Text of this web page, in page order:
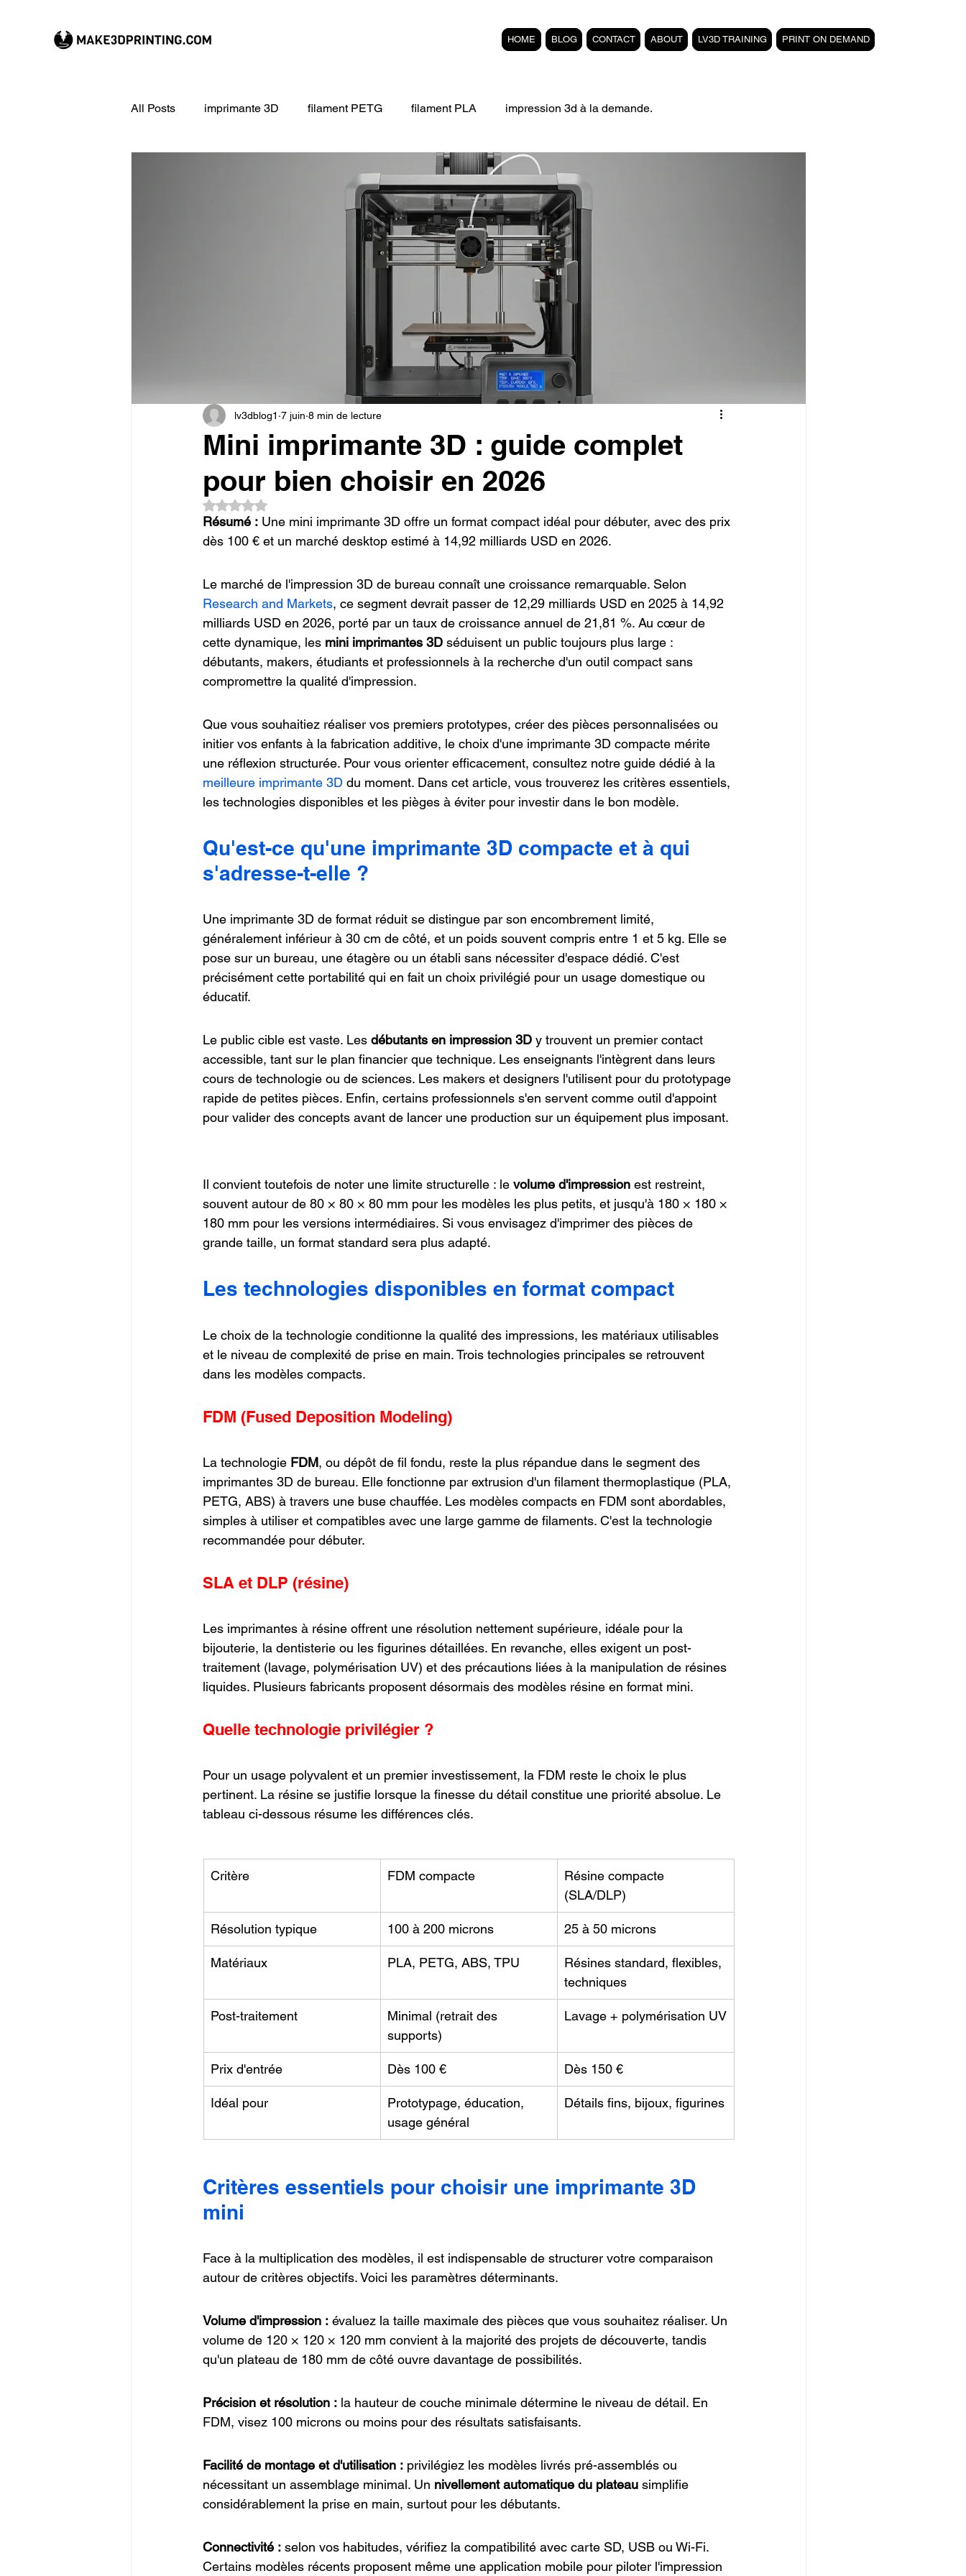
HOME BLOG CONTACT ABOUT LV3D TRAINING PRINT ON DEMAND
All Posts imprimante 3D filament PETG filament PLA impression 3d à la demande.
Filament 3D FLEXIBLE impression 3D professionelle
Formation à l'impression 3D. Formation éligible au CPF Impressio
Formation 3D en ligne. Refaire piece en 3D
concession LV3D Franchise LV3D Formation 3D QUALIOPI
CREALITY SPARKX i7 Color Combo Bambu Lab X2D SNAPMAKER U1
Mini imprimante 3D : guide complet
pour bien choisir en 2026
lv3dblog1 7 juin 8 min de lecture
Noté NaN étoiles sur 5.
Résumé : Une mini imprimante 3D offre un format compact idéal pour débuter, avec des prix
dès 100 € et un marché desktop estimé à 14,92 milliards USD en 2026.
Le marché de l'impression 3D de bureau connaît une croissance remarquable. Selon
Research and Markets, ce segment devrait passer de 12,29 milliards USD en 2025 à 14,92
milliards USD en 2026, porté par un taux de croissance annuel de 21,81 %. Au cœur de
cette dynamique, les mini imprimantes 3D séduisent un public toujours plus large :
débutants, makers, étudiants et professionnels à la recherche d'un outil compact sans
compromettre la qualité d'impression.
Que vous souhaitiez réaliser vos premiers prototypes, créer des pièces personnalisées ou
initier vos enfants à la fabrication additive, le choix d'une imprimante 3D compacte mérite
une réflexion structurée. Pour vous orienter efficacement, consultez notre guide dédié à la
meilleure imprimante 3D du moment. Dans cet article, vous trouverez les critères essentiels,
les technologies disponibles et les pièges à éviter pour investir dans le bon modèle.
Qu'est-ce qu'une imprimante 3D compacte et à qui
s'adresse-t-elle ?
Une imprimante 3D de format réduit se distingue par son encombrement limité,
généralement inférieur à 30 cm de côté, et un poids souvent compris entre 1 et 5 kg. Elle se
pose sur un bureau, une étagère ou un établi sans nécessiter d'espace dédié. C'est
précisément cette portabilité qui en fait un choix privilégié pour un usage domestique ou
éducatif.
Le public cible est vaste. Les débutants en impression 3D y trouvent un premier contact
accessible, tant sur le plan financier que technique. Les enseignants l'intègrent dans leurs
cours de technologie ou de sciences. Les makers et designers l'utilisent pour du prototypage
rapide de petites pièces. Enfin, certains professionnels s'en servent comme outil d'appoint
pour valider des concepts avant de lancer une production sur un équipement plus imposant.
Il convient toutefois de noter une limite structurelle : le volume d'impression est restreint,
souvent autour de 80 × 80 × 80 mm pour les modèles les plus petits, et jusqu'à 180 × 180 ×
180 mm pour les versions intermédiaires. Si vous envisagez d'imprimer des pièces de
grande taille, un format standard sera plus adapté.
Les technologies disponibles en format compact
Le choix de la technologie conditionne la qualité des impressions, les matériaux utilisables
et le niveau de complexité de prise en main. Trois technologies principales se retrouvent
dans les modèles compacts.
FDM (Fused Deposition Modeling)
La technologie FDM, ou dépôt de fil fondu, reste la plus répandue dans le segment des
imprimantes 3D de bureau. Elle fonctionne par extrusion d'un filament thermoplastique (PLA,
PETG, ABS) à travers une buse chauffée. Les modèles compacts en FDM sont abordables,
simples à utiliser et compatibles avec une large gamme de filaments. C'est la technologie
recommandée pour débuter.
SLA et DLP (résine)
Les imprimantes à résine offrent une résolution nettement supérieure, idéale pour la
bijouterie, la dentisterie ou les figurines détaillées. En revanche, elles exigent un post-
traitement (lavage, polymérisation UV) et des précautions liées à la manipulation de résines
liquides. Plusieurs fabricants proposent désormais des modèles résine en format mini.
Quelle technologie privilégier ?
Pour un usage polyvalent et un premier investissement, la FDM reste le choix le plus
pertinent. La résine se justifie lorsque la finesse du détail constitue une priorité absolue. Le
tableau ci-dessous résume les différences clés.
Critère FDM compacte
Résine compacte
(SLA/DLP)
Résolution typique 100 à 200 microns 25 à 50 microns
Matériaux PLA, PETG, ABS, TPU
Résines standard, flexibles,
techniques
Post-traitement
Minimal (retrait des
supports)
Lavage + polymérisation UV
Prix d'entrée Dès 100 € Dès 150 €
Idéal pour
Prototypage, éducation,
usage général
Détails fins, bijoux, figurines
Critères essentiels pour choisir une imprimante 3D
mini
Face à la multiplication des modèles, il est indispensable de structurer votre comparaison
autour de critères objectifs. Voici les paramètres déterminants.
Volume d'impression : évaluez la taille maximale des pièces que vous souhaitez réaliser. Un
volume de 120 × 120 × 120 mm convient à la majorité des projets de découverte, tandis
qu'un plateau de 180 mm de côté ouvre davantage de possibilités.
Précision et résolution : la hauteur de couche minimale détermine le niveau de détail. En
FDM, visez 100 microns ou moins pour des résultats satisfaisants.
Facilité de montage et d'utilisation : privilégiez les modèles livrés pré-assemblés ou
nécessitant un assemblage minimal. Un nivellement automatique du plateau simplifie
considérablement la prise en main, surtout pour les débutants.
Connectivité : selon vos habitudes, vérifiez la compatibilité avec carte SD, USB ou Wi-Fi.
Certains modèles récents proposent même une application mobile pour piloter l'impression